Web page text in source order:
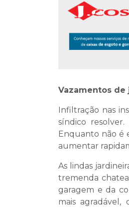
Vazamentos
Infiltração nas
síndico
Enquanto não é
aumentar
As lindas
tremenda
garagem e da
mais